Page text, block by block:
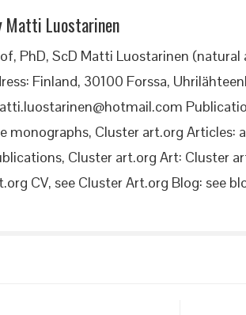
Matti Luostarinen
PhD, ScD Matti Luostarinen
Finland, 30100 Forssa,
monographs, Cluster art.org Articles:
Cluster art.org Art: Cluster
CV, see Cluster Art.org Blog: see